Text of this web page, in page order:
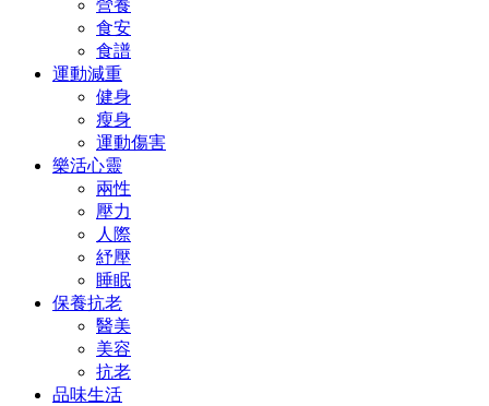
營養
食安
食譜
運動減重
健身
瘦身
運動傷害
樂活心靈
兩性
壓力
人際
紓壓
睡眠
保養抗老
醫美
美容
抗老
品味生活